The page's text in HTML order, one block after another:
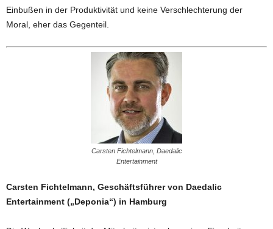
Einbußen in der Produktivität und keine Verschlechterung der
Moral, eher das Gegenteil.
Carsten Fichtelmann, Daedalic
Entertainment
Carsten Fichtelmann, Geschäftsführer von Daedalic
Entertainment („Deponia“) in Hamburg